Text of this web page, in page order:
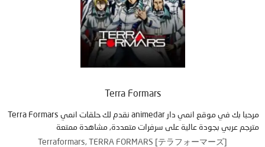
Terra Formars
مرحبا بك في موقع انمي دار animedar نقدم لك حلقات انمي Terra Formars
مترجم عربي بجودة عالية على سرفرات متعددة, مشاهدة ممتعة
Terraformars, TERRA FORMARS [テラフォーマーズ]